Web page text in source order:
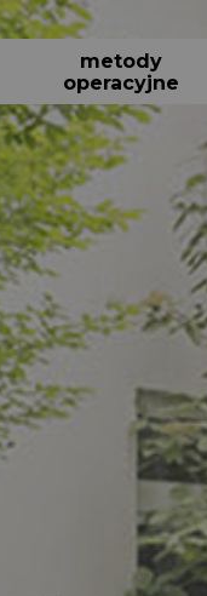
metody
operacyjne